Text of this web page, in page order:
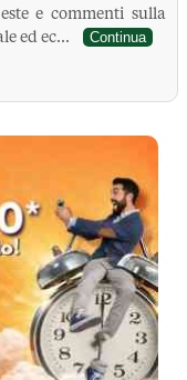
e commenti sulla
ed ec...
Continua